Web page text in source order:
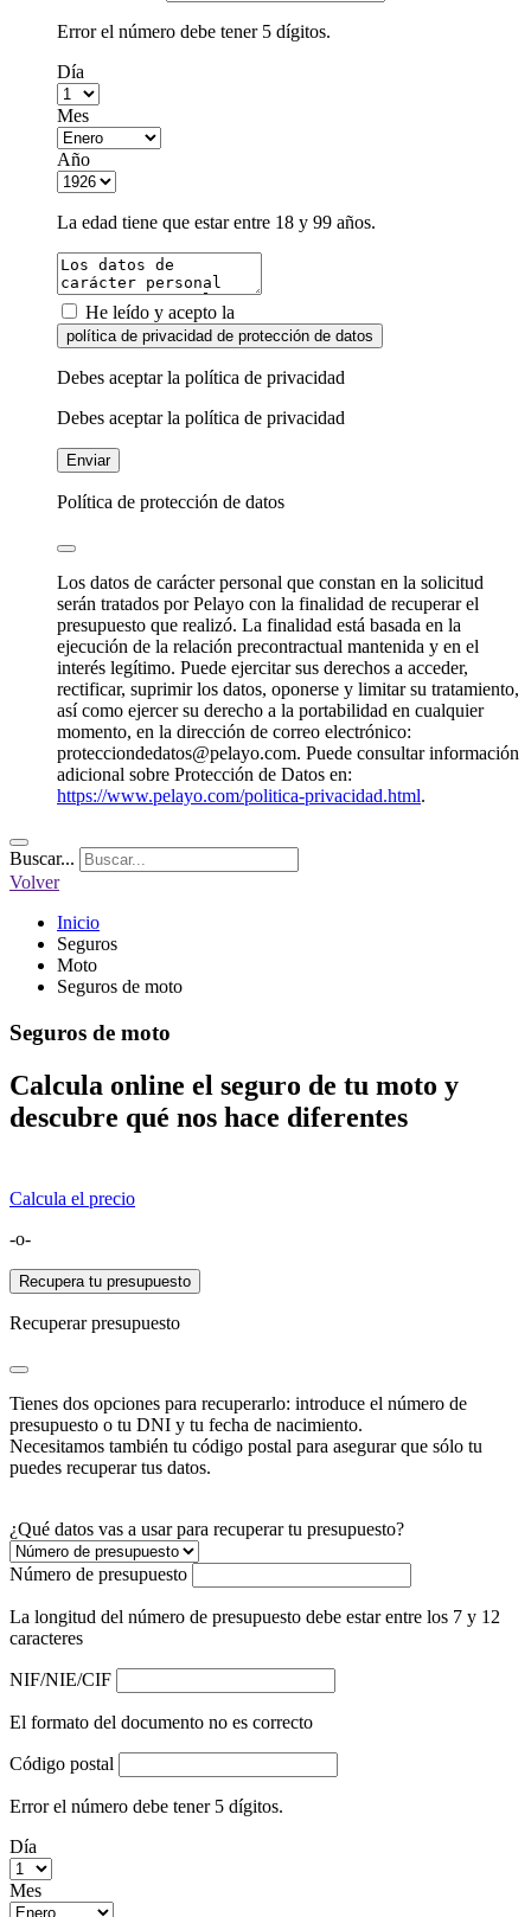
Error el número debe tener 5 dígitos.
Día
Mes
Año
La edad tiene que estar entre 18 y 99 años.
He leído y acepto la
política de privacidad de protección de datos
Debes aceptar la política de privacidad
Debes aceptar la política de privacidad
Enviar
Política de protección de datos
Los datos de carácter personal que constan en la solicitud
serán tratados por Pelayo con la finalidad de recuperar el
presupuesto que realizó. La finalidad está basada en la
ejecución de la relación precontractual mantenida y en el
interés legítimo. Puede ejercitar sus derechos a acceder,
rectificar, suprimir los datos, oponerse y limitar su tratamiento,
así como ejercer su derecho a la portabilidad en cualquier
momento, en la dirección de correo electrónico:
protecciondedatos@pelayo.com. Puede consultar información
adicional sobre Protección de Datos en:
https://www.pelayo.com/politica-privacidad.html.
Buscar...
Volver
Inicio
Seguros
Moto
Seguros de moto
Seguros de moto
Calcula online el seguro de tu moto y
descubre qué nos hace diferentes
Calcula el precio
-o-
Recupera tu presupuesto
Recuperar presupuesto
Tienes dos opciones para recuperarlo: introduce el número de
presupuesto o tu DNI y tu fecha de nacimiento.
Necesitamos también tu código postal para asegurar que sólo tu
puedes recuperar tus datos.
¿Qué datos vas a usar para recuperar tu presupuesto?
Número de presupuesto
La longitud del número de presupuesto debe estar entre los 7 y 12
caracteres
NIF/NIE/CIF
El formato del documento no es correcto
Código postal
Error el número debe tener 5 dígitos.
Día
Mes